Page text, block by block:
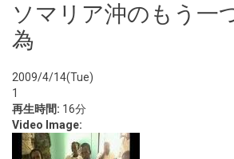
ソマリア沖のもう一
為
2009/4/14(Tue)
1
再生時間: 16分
Video Image: